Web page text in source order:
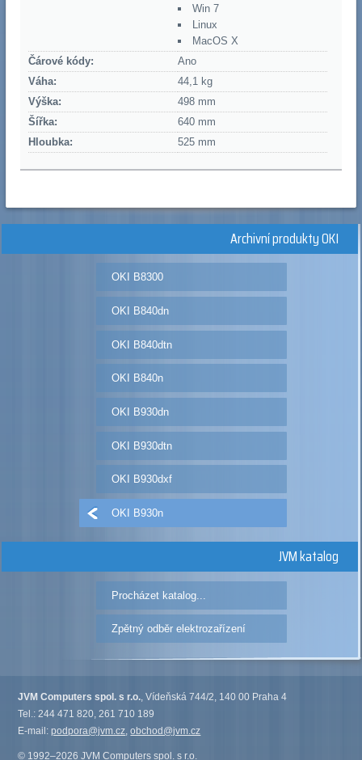
Win 7
Linux
MacOS X
Čárové kódy:
Ano
Váha:
44,1 kg
Výška:
498 mm
Šířka:
640 mm
Hloubka:
525 mm
Archivní produkty OKI
OKI B8300
OKI B840dn
OKI B840dtn
OKI B840n
OKI B930dn
OKI B930dtn
OKI B930dxf
OKI B930n
JVM katalog
Procházet katalog...
Zpětný odběr elektrozařízení
JVM Computers spol. s r.o., Vídeňská 744/2, 140 00 Praha 4
Tel.: 244 471 820, 261 710 189
E-mail:podpora@jvm.cz,obchod@jvm.cz
© 1992–2026 JVM Computers spol. s r.o.